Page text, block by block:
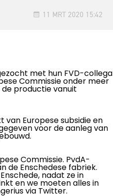
11 MRT 2020 15:42
met hun FVD-collega
Commissie onder meer
de productie vanuit
van Europese subsidie en
voor de aanleg van
Commissie. PvdA-
de Enschedese fabriek.
nadat ze in
en we moeten alles in
via Twitter.